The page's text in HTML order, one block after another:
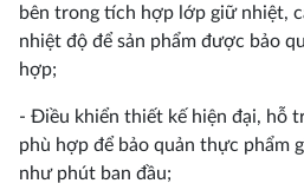
bên trong tích hợp lớp giữ nhiệt,
nhiệt độ để sản phẩm được bảo
hợp;
- Điều khiển thiết kế hiện đại, hỗ
phù hợp để bảo quản thực phẩm
như phút ban đầu;